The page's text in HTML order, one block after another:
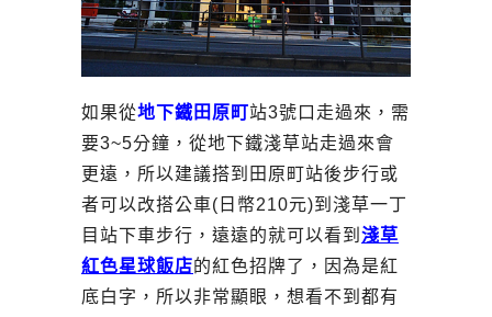
如果從地下鐵田原町站3號口走過來，需
要3~5分鐘，從地下鐵淺草站走過來會
更遠，所以建議搭到田原町站後步行或
者可以改搭公車(日幣210元)到淺草一丁
目站下車步行，遠遠的就可以看到 淺草
紅色星球飯店的紅色招牌了，因為是紅
底白字，所以非常顯眼，想看不到都有